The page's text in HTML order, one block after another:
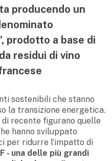
producendo un
prodotto a base di
residui di vino
sostenibili che stanno
la transizione energetica.
recente figurano quelle
hanno sviluppato
per ridurre l’impatto di
- una delle più grandi